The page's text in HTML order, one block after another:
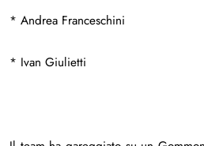
* Andrea Franceschini
* Ivan Giulietti